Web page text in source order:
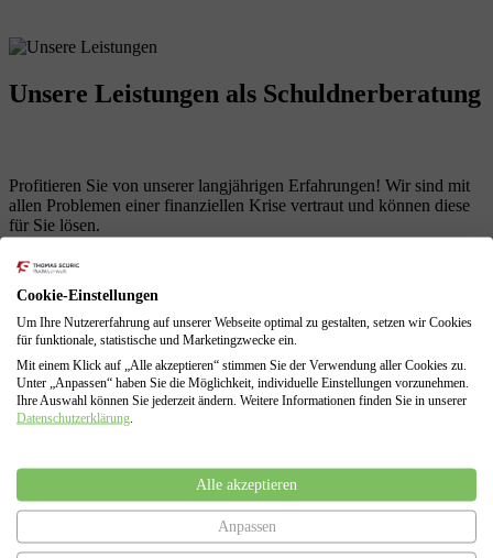
Unsere Leistungen als Schuldnerberatung
Profitieren Sie von unserer langjährigen Erfahrungen! Wir sind mit
allen Problemen einer finanziellen Krise vertraut und können diese
für Sie lösen.
Schuldenberatung für Verbraucher und Selbstständige
Erarbeitung von Lösungen zur Vermeidung des
Insolvenzverfahrens
Insolvenzantragsstellung und Begleitung durch das
Insolvenzverfahren
Vertretung gegenüber dem Insolvenzgericht und dem
Insolvenzverwalter
Haben Sie Fragen?
Cookie-Einstellungen
Um Ihre Nutzererfahrung auf unserer Webseite optimal zu gestalten, setzen wir Cookies
für funktionale, statistische und Marketingzwecke ein.
Mit einem Klick auf „Alle akzeptieren“ stimmen Sie der Verwendung aller Cookies zu.
Unter „Anpassen“ haben Sie die Möglichkeit, individuelle Einstellungen vorzunehmen.
Ihre Auswahl können Sie jederzeit ändern. Weitere Informationen finden Sie in unserer
Datenschutzerklärung
Alle akzeptieren
Anpassen